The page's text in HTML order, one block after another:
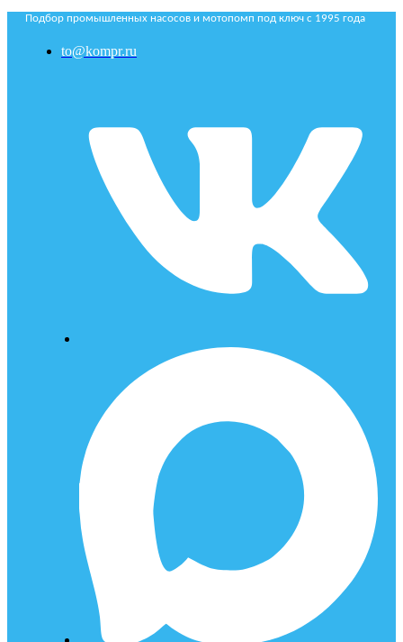
Подбор промышленных насосов и мотопомп под ключ с 1995 года
to@kompr.ru